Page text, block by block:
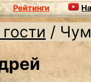
Рейтинги
/